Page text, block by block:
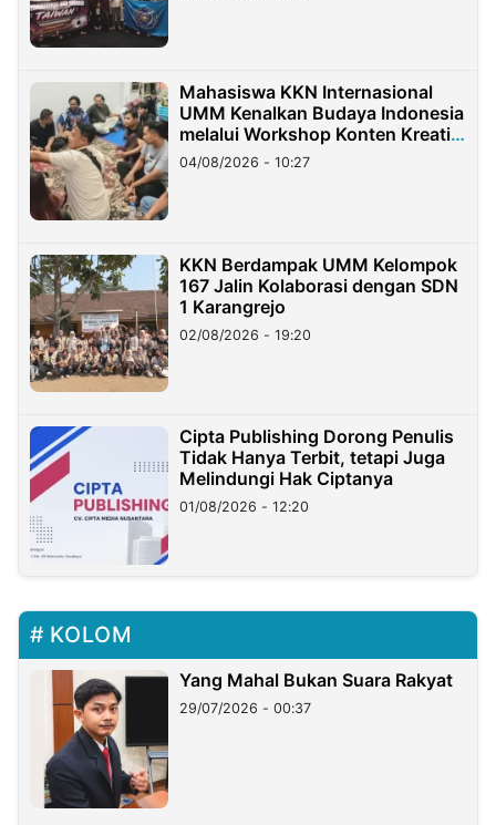
Mahasiswa KKN Internasional
UMM Kenalkan Budaya Indonesia
melalui Workshop Konten Kreatif
di Taiwan
04/08/2026 - 10:27
KKN Berdampak UMM Kelompok
167 Jalin Kolaborasi dengan SDN
1 Karangrejo
02/08/2026 - 19:20
Cipta Publishing Dorong Penulis
Tidak Hanya Terbit, tetapi Juga
Melindungi Hak Ciptanya
01/08/2026 - 12:20
KOLOM
Yang Mahal Bukan Suara Rakyat
29/07/2026 - 00:37